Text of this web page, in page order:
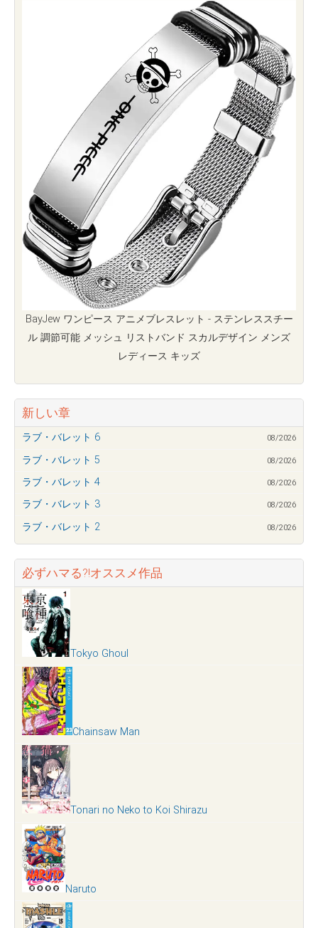
BayJew ワンピース アニメブレスレット - ステンレススチー
ル 調節可能 メッシュ リストバンド スカルデザイン メンズ
レディース キッズ
新しい章
ラブ・バレット 6 08/2026
ラブ・バレット 5 08/2026
ラブ・バレット 4 08/2026
ラブ・バレット 3 08/2026
ラブ・バレット 2 08/2026
必ずハマる?!オススメ作品
Tokyo Ghoul
Chainsaw Man
Tonari no Neko to Koi Shirazu
Naruto